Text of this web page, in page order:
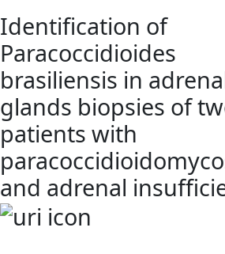
Identification of
Paracoccidioides
brasiliensis in
glands biopsies of
patients with
and adrenal